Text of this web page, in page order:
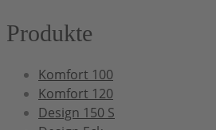
Produkte
Komfort 100
Komfort 120
Design 150 S